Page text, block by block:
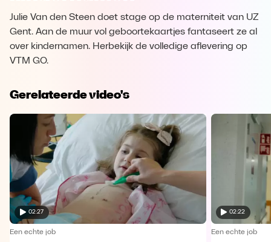
Julie Van den Steen doet stage op de materniteit van UZ
Gent. Aan de muur vol geboortekaartjes fantaseert ze al
over kindernamen. Herbekijk de volledige aflevering op
VTM GO.
Gerelateerde video's
02:27
Een echte job
02:22
Een echte job